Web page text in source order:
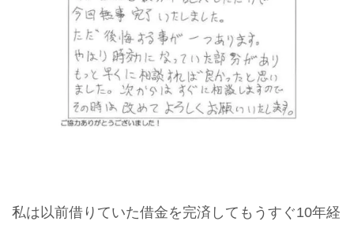
私は以前借りていた借金を完済してもうすぐ10年経